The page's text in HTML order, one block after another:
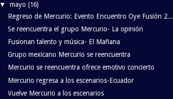
▼mayo(16)
Regreso de Mercurio: Evento Encuentro Oye Fusión 2...
Se reencuentra el grupo Mercurio- La opinión
Fusionan talento y música- El Mañana
Grupo mexicano Mercurio se reencuentra
Mercurio se reencuentra ofrece emotivo concierto
Mercurio regresa a los escenarios-Ecuador
Vuelve Mercurio a los escenarios